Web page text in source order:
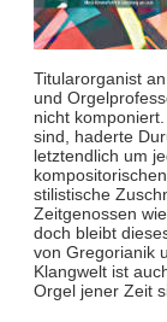
Titularorganist
und
nicht
sind, haderte
letztendlich um
stilistische
Zeitgenossen
doch bleibt
von Gregorianik
Klangwelt ist
Orgel jener Zeit